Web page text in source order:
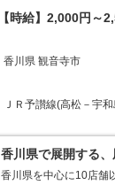
【時給】2,000円～
香川県 観音寺市
ＪＲ予讃線(高松－宇
香川県で展開する
香川県を中心に10店舗